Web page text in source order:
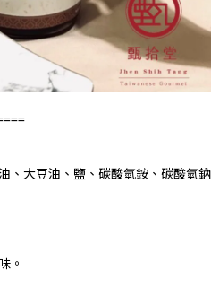
、大豆油、鹽、碳酸氫銨、碳酸氫鈉
。